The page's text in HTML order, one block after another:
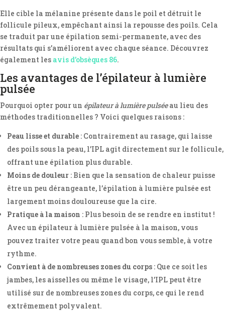
Elle cible la mélanine présente dans le poil et détruit le
follicule pileux, empêchant ainsi la repousse des poils. Cela
se traduit par une épilation semi-permanente, avec des
résultats qui s’améliorent avec chaque séance. Découvrez
également les avis d’obsèques 86.
Les avantages de l’épilateur à lumière
pulsée
Pourquoi opter pour un épilateur à lumière pulséeau lieu des
méthodes traditionnelles ? Voici quelques raisons :
Peau lisse et durable : Contrairement au rasage, qui laisse
des poils sous la peau, l’IPL agit directement sur le follicule,
offrant une épilation plus durable.
Moins de douleur : Bien que la sensation de chaleur puisse
être un peu dérangeante, l’épilation à lumière pulsée est
largement moins douloureuse que la cire.
Pratique à la maison : Plus besoin de se rendre en institut !
Avec un épilateur à lumière pulsée à la maison, vous
pouvez traiter votre peau quand bon vous semble, à votre
rythme.
Convient à de nombreuses zones du corps : Que ce soit les
jambes, les aisselles ou même le visage, l’IPL peut être
utilisé sur de nombreuses zones du corps, ce qui le rend
extrêmement polyvalent.